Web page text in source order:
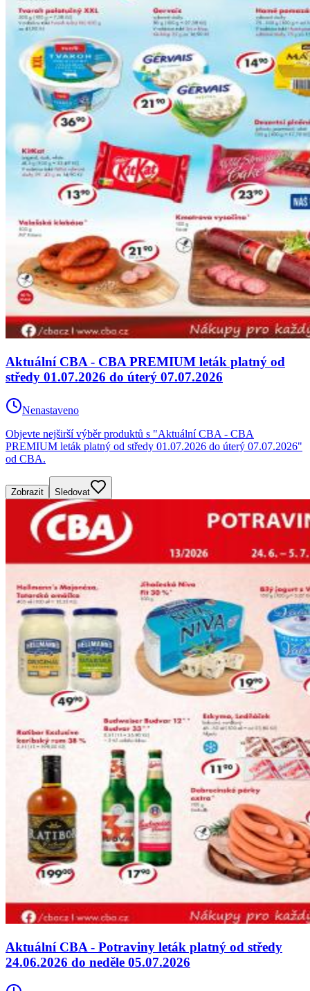
Aktuální CBA - CBA PREMIUM leták platný od
středy 01.07.2026 do úterý 07.07.2026
Nenastaveno
Objevte nejširší výběr produktů s "Aktuální CBA - CBA
PREMIUM leták platný od středy 01.07.2026 do úterý 07.07.2026"
od CBA.
Zobrazit Sledovat
Aktuální CBA - Potraviny leták platný od středy
24.06.2026 do neděle 05.07.2026